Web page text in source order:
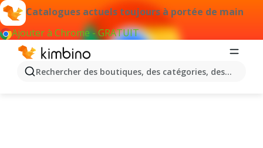
Catalogues actuels toujours à portée de main
Ajouter à Chrome - GRATUIT
Rechercher des boutiques, des catégories, des
Catalogues Blois